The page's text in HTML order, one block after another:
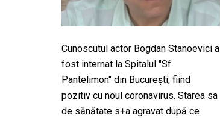
Cunoscutul actor Bogdan Stanoevici a
fost internat la Spitalul "Sf.
Pantelimon" din Bucureşti, fiind
pozitiv cu noul coronavirus. Starea sa
de sănătate s+a agravat după ce